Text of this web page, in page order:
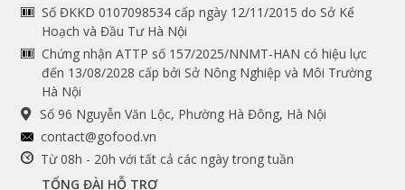
Chính sách và quy định
chung
Hướng dẫn đặt hàng
Cam kết chất lượng
Facebook
Instagram
Youtube
Tiktok
Shopee
Số ĐKKD 0107098534 cấp ngày 12/11/2015 do Sở Kế
Hoạch và Đầu Tư Hà Nội
Chứng nhận ATTP số 157/2025/NNMT-HAN có hiệu lực
đến 13/08/2028 cấp bởi Sở Nông Nghiệp và Môi Trường
Hà Nội
Số 96 Nguyễn Văn Lộc, Phường Hà Đông, Hà Nội
contact@gofood.vn
Từ 08h - 20h với tất cả các ngày trong tuần
TỔNG ĐÀI HỖ TRỢ